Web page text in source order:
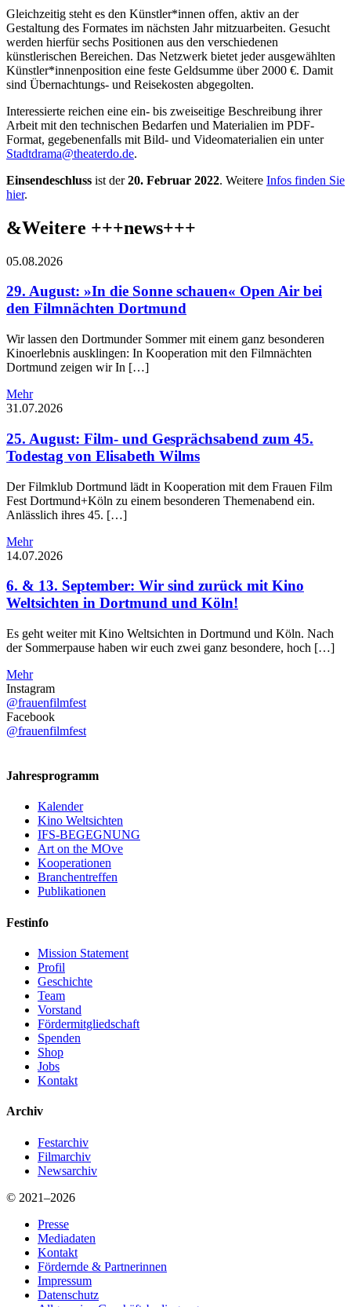
Gleichzeitig steht es den Künstler*innen offen, aktiv an der
Gestaltung des Formates im nächsten Jahr mitzuarbeiten. Gesucht
werden hierfür sechs Positionen aus den verschiedenen
künstlerischen Bereichen. Das Netzwerk bietet jeder ausgewählten
Künstler*innenposition eine feste Geldsumme über 2000 €. Damit
sind Übernachtungs- und Reisekosten abgegolten.
Interessierte reichen eine ein- bis zweiseitige Beschreibung ihrer
Arbeit mit den technischen Bedarfen und Materialien im PDF-
Format, gegebenenfalls mit Bild- und Videomaterialien ein unter
Stadtdrama@theaterdo.de.
Einsendeschluss ist der20. Februar 2022. Weitere Infos finden Sie
hier.
&Weitere +++news+++
05.08.2026
29. August: »In die Sonne schauen« Open Air bei
den Filmnächten Dortmund
Wir lassen den Dortmunder Sommer mit einem ganz besonderen
Kinoerlebnis ausklingen: In Kooperation mit den Filmnächten
Dortmund zeigen wir In […]
Mehr
31.07.2026
25. August: Film- und Gesprächsabend zum 45.
Todestag von Elisabeth Wilms
Der Filmklub Dortmund lädt in Kooperation mit dem Frauen Film
Fest Dortmund+Köln zu einem besonderen Themenabend ein.
Anlässlich ihres 45. […]
Mehr
14.07.2026
6. & 13. September: Wir sind zurück mit Kino
Weltsichten in Dortmund und Köln!
Es geht weiter mit Kino Weltsichten in Dortmund und Köln. Nach
der Sommerpause haben wir euch zwei ganz besondere, hoch […]
Mehr
Instagram
@frauenfilmfest
Facebook
@frauenfilmfest
Jahresprogramm
Kalender
Kino Weltsichten
IFS-BEGEGNUNG
Art on the MOve
Kooperationen
Branchentreffen
Publikationen
Festinfo
Mission Statement
Profil
Geschichte
Team
Vorstand
Fördermitgliedschaft
Spenden
Shop
Jobs
Kontakt
Archiv
Festarchiv
Filmarchiv
Newsarchiv
© 2021–2026
Presse
Mediadaten
Kontakt
Fördernde & Partnerinnen
Impressum
Datenschutz